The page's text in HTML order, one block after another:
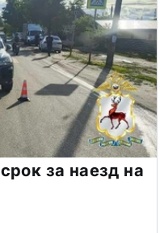
за наезд на